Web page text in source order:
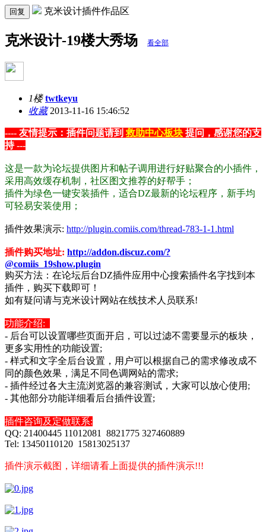
回复 克米设计插件作品区
克米设计-19楼大秀场 看全部
1楼 twtkeyu
收藏2013-11-16 15:46:52
---- 友情提示：插件问题请到救助中心板块 提问，感谢您的支
持 ---
这是一款为论坛提供图片和帖子调用进行好贴聚合的小插件，
采用高效缓存机制，社区图文推荐的好帮手；
插件为绿色一键安装插件，适合DZ最新的论坛程序，新手均
可轻易安装使用；
插件效果演示: http://plugin.comiis.com/thread-783-1-1.html
插件购买地址: http://addon.discuz.com/?
@comiis_19show.plugin
购买方法：在论坛后台DZ插件应用中心搜索插件名字找到本
插件，购买下载即可！
如有疑问请与克米设计网站在线技术人员联系!
功能介绍:
- 后台可以设置哪些页面开启，可以过滤不需要显示的板块，
更多实用性的功能设置;
- 样式和文字全后台设置，用户可以根据自己的需求修改成不
同的颜色效果，满足不同色调网站的需求;
- 插件经过各大主流浏览器的兼容测试，大家可以放心使用;
- 其他部分功能详细看后台插件设置;
插件咨询及定做联系:
QQ: 21400445 11012081 8821775 327460889
Tel: 13450110120 15813025137
插件演示截图，详细请看上面提供的插件演示!!!